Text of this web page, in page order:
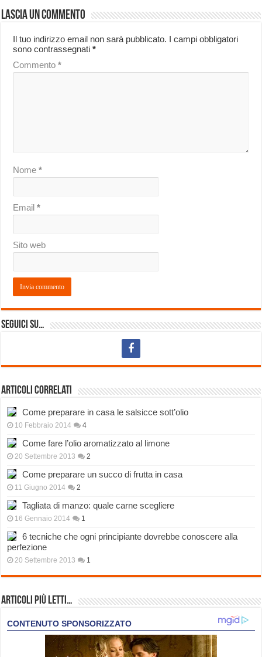
Lascia un commento
Il tuo indirizzo email non sarà pubblicato. I campi obbligatori
sono contrassegnati*
Commento*
Nome*
Email*
Sito web
Seguici su…
Articoli correlati
Come preparare in casa le salsicce sott’olio
10 Febbraio 2014 4
Come fare l’olio aromatizzato al limone
20 Settembre 2013 2
Come preparare un succo di frutta in casa
11 Giugno 2014 2
Tagliata di manzo: quale carne scegliere
16 Gennaio 2014 1
6 tecniche che ogni principiante dovrebbe conoscere alla
perfezione
20 Settembre 2013 1
Articoli più Letti…